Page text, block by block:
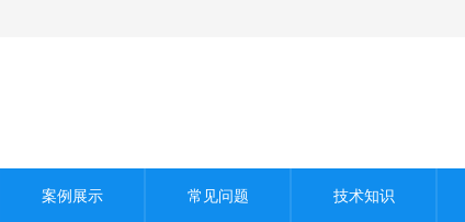
案例展示 常见问题 技术知识